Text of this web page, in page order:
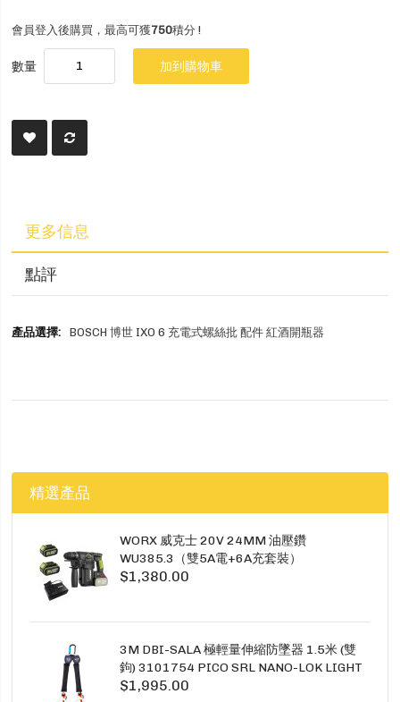
會員登入後購買，最高可獲750積分 !
數量 加到購物車
更多信息
點評
更
BOSCH 博世 IXO 6 充電式螺絲批 配件 紅酒開瓶器
精選產品
WORX 威克士 20V 24MM 油壓鑽
WU385.3（雙5A電+6A充套裝）
$1,380.00
3M DBI-SALA 極輕量伸縮防墜器 1.5米 (雙
鉤) 3101754 PICO SRL NANO-LOK LIGHT
1.5M TWINS
$1,995.00